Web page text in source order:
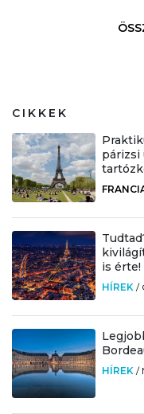
CIKKEK
párizsi
is érte!
HÍREK /
HÍREK /